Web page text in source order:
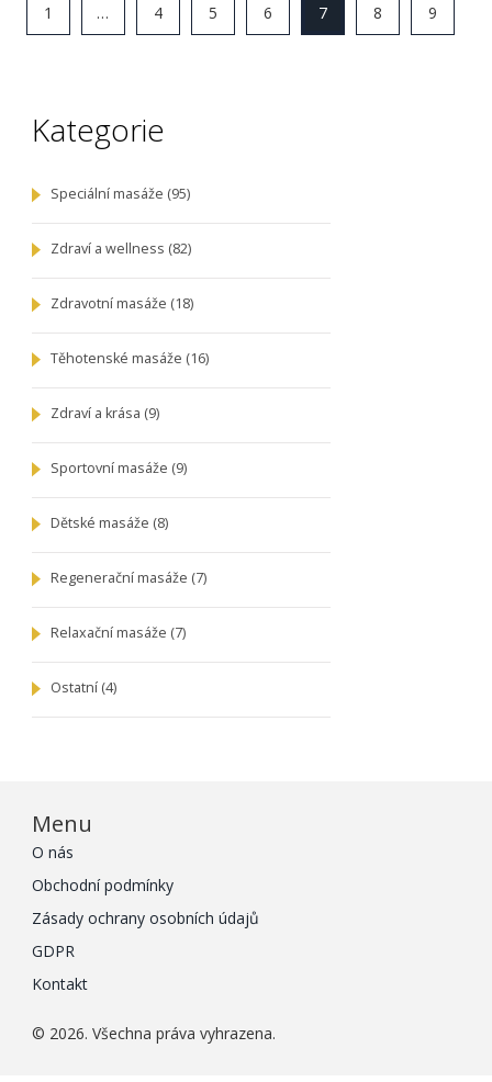
1 … 4 5 6 7 8 9
Kategorie
Speciální masáže (95)
Zdraví a wellness (82)
Zdravotní masáže (18)
Těhotenské masáže (16)
Zdraví a krása (9)
Sportovní masáže (9)
Dětské masáže (8)
Regenerační masáže (7)
Relaxační masáže (7)
Ostatní (4)
Menu
O nás
Obchodní podmínky
Zásady ochrany osobních údajů
GDPR
Kontakt
© 2026. Všechna práva vyhrazena.